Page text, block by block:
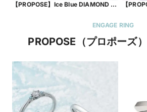
【PROPOSE】Ice Blue DIAMOND ～
【
Best
ENGAGE RING
PROPOSE（プロポーズ